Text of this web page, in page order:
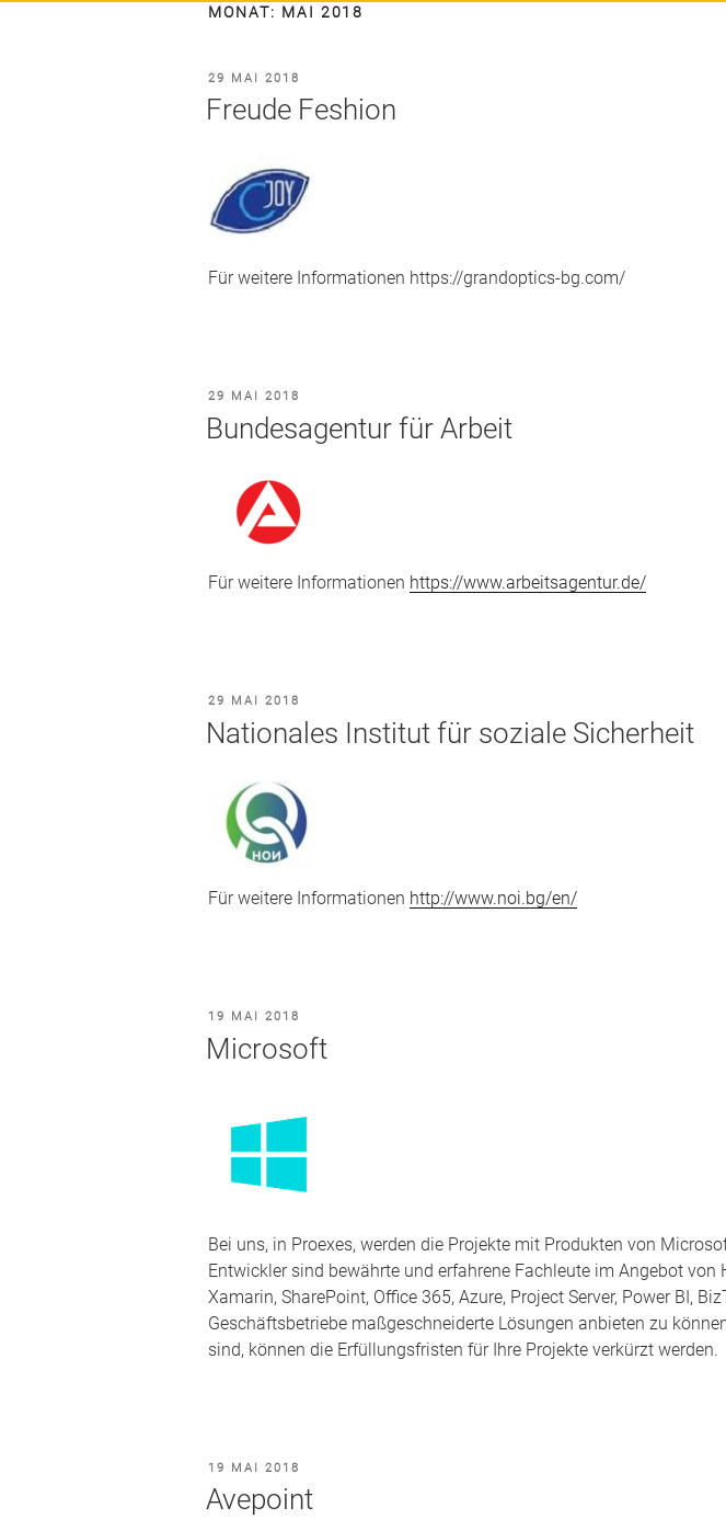
MONAT: MAI 2018
VERÖFFENTLICHT
29 MAI 2018
Freude Feshion
Für weitere Informationen https://grandoptics-bg.com/
VERÖFFENTLICHT
29 MAI 2018
Bundesagentur für Arbeit
Für weitere Informationen https://www.arbeitsagentur.de/
VERÖFFENTLICHT
29 MAI 2018
Nationales Institut für soziale Sicherheit
Für weitere Informationen http://www.noi.bg/en/
VERÖFFENTLICHT
19 MAI 2018
Microsoft
Bei uns, in Proexes, werden die Projekte mit Produkten von
Entwickler sind bewährte und erfahrene Fachleute im Angebot
Xamarin, SharePoint, Office 365, Azure, Project Server, Power BI,
Geschäftsbetriebe maßgeschneiderte Lösungen anbieten zu
sind, können die Erfüllungsfristen für Ihre Projekte verkürzt werden.
VERÖFFENTLICHT
19 MAI 2018
Avepoint